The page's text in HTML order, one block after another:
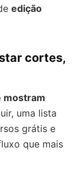
edição
cortes,
mostram
uma lista
grátis e
que mais